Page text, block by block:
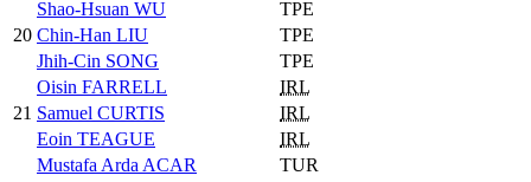
20
Shao-Hsuan WU
TPE
Chin-Han LIU
TPE
Jhih-Cin SONG
TPE
21
Oisin FARRELL
IRL
Samuel CURTIS
IRL
Eoin TEAGUE
IRL
Mustafa Arda ACAR
TUR